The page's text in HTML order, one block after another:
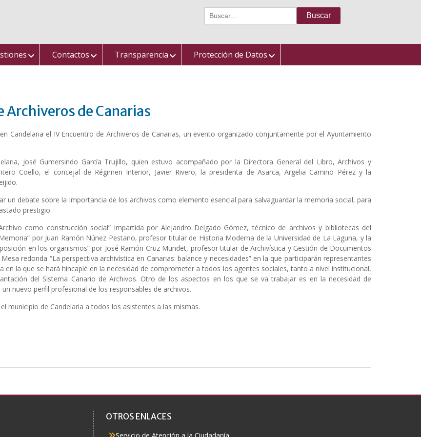
Buscar:
Contactos Transparencia Protección de Datos
Archiveros de Canarias
Candelaria el IV Encuentro de Archiveros de Canarias, un evento organizado conjuntamente por el Ayuntamiento
José Gumersindo García Trujillo, quien estuvo acompañado por la Directora General del Libro, Archivos y
Coello, el concejal de Régimen Interior, Javier Rivero, la presidenta de Asarca, Argelia Camino Pérez y la
un debate sobre la importancia de los archivos como elemento esencial para salvaguardar la memoria social, para
prestigio.
como construcción social” impartida por Alejandro Delgado Gómez, técnico de archivos y bibliotecas del
por Juan Ramón Núnez Pestano, profesor titular de Historia Moderna de la Universidad de La Laguna, y la
en los organismos” por José Ramón Cruz Mundet, profesor titular de Archivística y Gestión de Documentos
redonda “La perspectiva archivística en Canarias: balance y necesidades” en la que participarán representantes
en la que se hará hincapié en la necesidad de comprometer a todos los agentes sociales, tanto a nivel institucional,
del Sistema Canario de Archivos. Otro de los aspectos en los que se va trabajar es en la necesidad de
nuevo perfil profesional de los responsables de archivos.
municipio de Candelaria a todos los asistentes a las mismas.
OTROS ENLACES